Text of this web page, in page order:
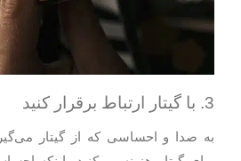
3. با گیتار ارتباط برقرار کنید
به صدا و احساسی که از گیتار